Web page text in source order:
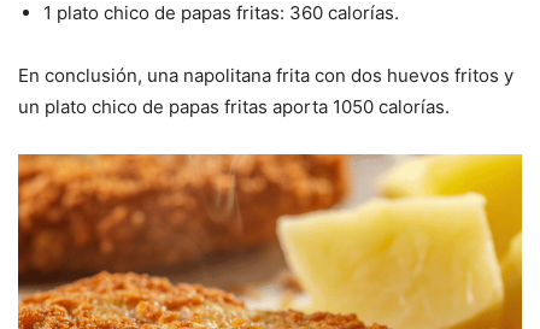
1 plato chico de papas fritas: 360 calorías.
En conclusión, una napolitana frita con dos huevos fritos y
un plato chico de papas fritas aporta 1050 calorías.